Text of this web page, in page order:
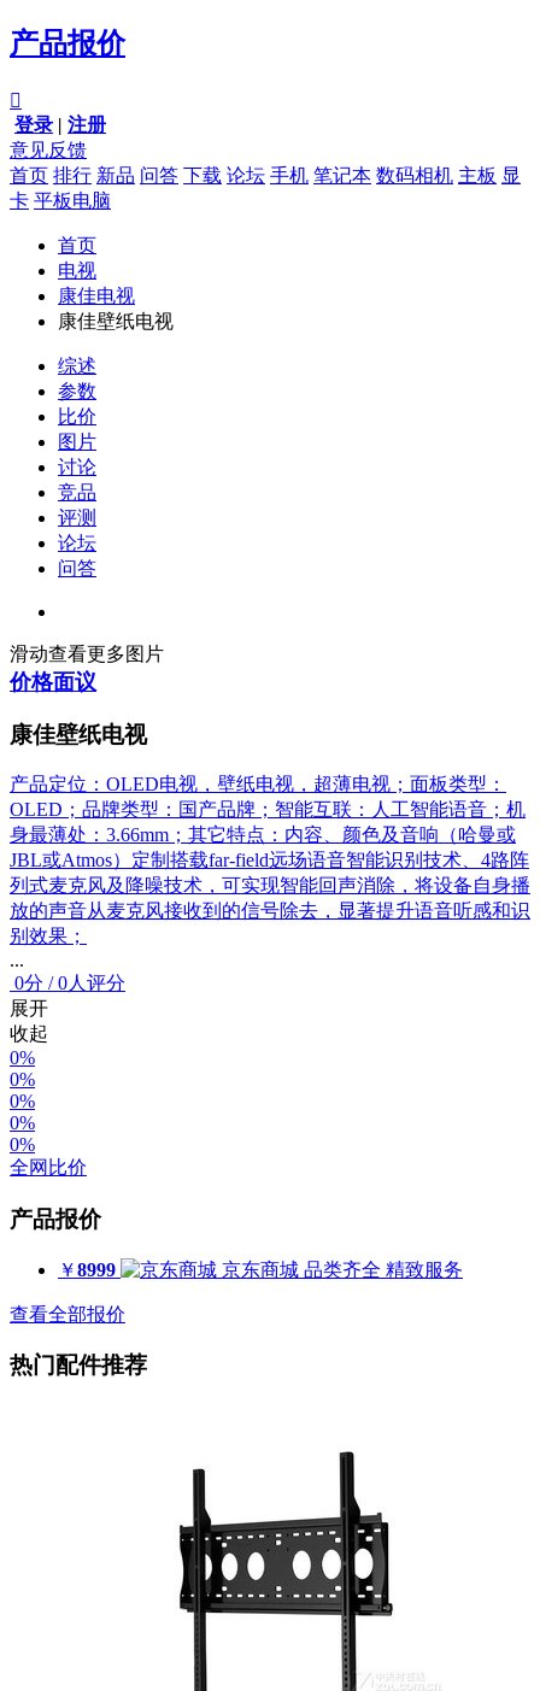
产品报价

登录 | 注册
意见反馈
首页 排行 新品 问答 下载 论坛 手机 笔记本 数码相机 主板 显
卡 平板电脑
首页
电视
康佳电视
康佳壁纸电视
综述
参数
比价
图片
讨论
竞品
评测
论坛
问答
滑动查看更多图片
价格面议
康佳壁纸电视
产品定位：OLED电视，壁纸电视，超薄电视；面板类型：
OLED；品牌类型：国产品牌；智能互联：人工智能语音；机
身最薄处：3.66mm；其它特点：内容、颜色及音响（哈曼或
JBL或Atmos）定制搭载far-field远场语音智能识别技术、4路阵
列式麦克风及降噪技术，可实现智能回声消除，将设备自身播
放的声音从麦克风接收到的信号除去，显著提升语音听感和识
别效果；
...
0分 /0人评分
展开
收起
0%
0%
0%
0%
0%
全网比价
产品报价
￥8999 京东商城 品类齐全 精致服务
查看全部报价
热门配件推荐